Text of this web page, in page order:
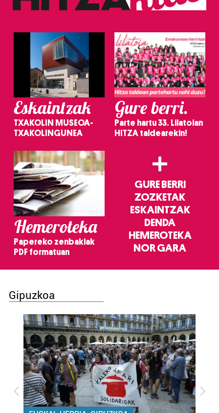
Eskaintzak
TXAKOLIN MUSEOA-
TXAKOLINGUNEA
Gure berri.
Parte hartu 33. Lilatoian
HITZA taldearekin!
Hemeroteka
Papereko zenbakiak
PDF formatuan
+
GURE BERRI
ZOZKETAK
ESKAINTZAK
DENDA
HEMEROTEKA
NOR GARA
Gipuzkoa